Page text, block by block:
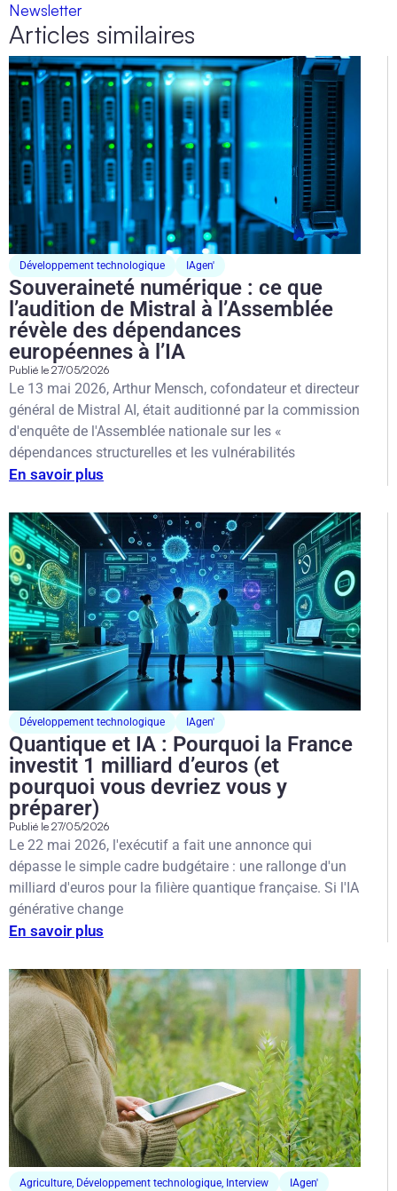
Newsletter
Articles similaires
Développement technologique IAgen'
Souveraineté numérique : ce que
l’audition de Mistral à l’Assemblée
révèle des dépendances
européennes à l’IA
Publié le 27/05/2026
Le 13 mai 2026, Arthur Mensch, cofondateur et directeur
général de Mistral AI, était auditionné par la commission
d'enquête de l'Assemblée nationale sur les «
dépendances structurelles et les vulnérabilités
En savoir plus
Développement technologique IAgen'
Quantique et IA : Pourquoi la France
investit 1 milliard d’euros (et
pourquoi vous devriez vous y
préparer)
Publié le 27/05/2026
Le 22 mai 2026, l'exécutif a fait une annonce qui
dépasse le simple cadre budgétaire : une rallonge d'un
milliard d'euros pour la filière quantique française. Si l'IA
générative change
En savoir plus
Agriculture, Développement technologique, Interview IAgen'